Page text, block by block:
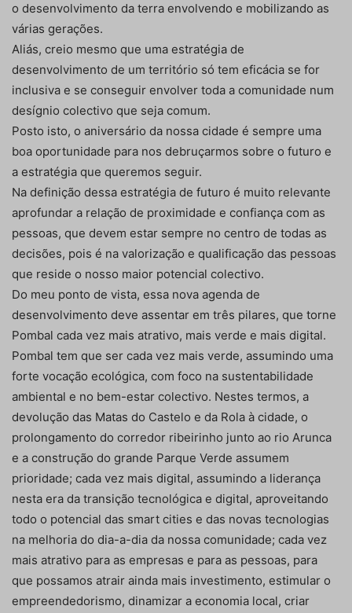
o desenvolvimento da terra envolvendo e mobilizando as
várias gerações.
Aliás, creio mesmo que uma estratégia de
desenvolvimento de um território só tem eficácia se for
inclusiva e se conseguir envolver toda a comunidade num
desígnio colectivo que seja comum.
Posto isto, o aniversário da nossa cidade é sempre uma
boa oportunidade para nos debruçarmos sobre o futuro e
a estratégia que queremos seguir.
Na definição dessa estratégia de futuro é muito relevante
aprofundar a relação de proximidade e confiança com as
pessoas, que devem estar sempre no centro de todas as
decisões, pois é na valorização e qualificação das pessoas
que reside o nosso maior potencial colectivo.
Do meu ponto de vista, essa nova agenda de
desenvolvimento deve assentar em três pilares, que torne
Pombal cada vez mais atrativo, mais verde e mais digital.
Pombal tem que ser cada vez mais verde, assumindo uma
forte vocação ecológica, com foco na sustentabilidade
ambiental e no bem-estar colectivo. Nestes termos, a
devolução das Matas do Castelo e da Rola à cidade, o
prolongamento do corredor ribeirinho junto ao rio Arunca
e a construção do grande Parque Verde assumem
prioridade; cada vez mais digital, assumindo a liderança
nesta era da transição tecnológica e digital, aproveitando
todo o potencial das smart cities e das novas tecnologias
na melhoria do dia-a-dia da nossa comunidade; cada vez
mais atrativo para as empresas e para as pessoas, para
que possamos atrair ainda mais investimento, estimular o
empreendedorismo, dinamizar a economia local, criar